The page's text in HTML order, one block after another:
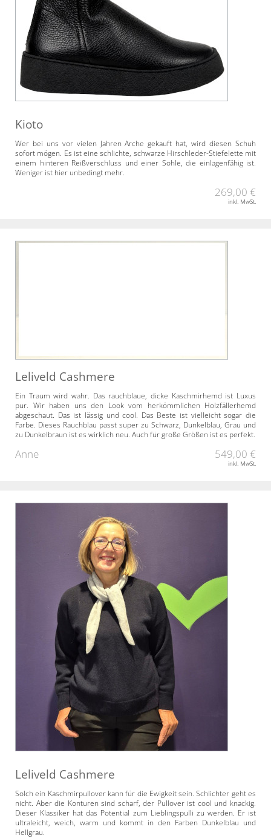
Kioto
Wer bei uns vor vielen Jahren Arche gekauft hat, wird diesen Schuh
sofort mögen. Es ist eine schlichte, schwarze Hirschleder-Stiefelette mit
einem hinteren Reißverschluss und einer Sohle, die einlagenfähig ist.
Weniger ist hier unbedingt mehr.
269,00 €
inkl. MwSt.
Leliveld Cashmere
Ein Traum wird wahr. Das rauchblaue, dicke Kaschmirhemd ist Luxus
pur. Wir haben uns den Look vom herkömmlichen Holzfällerhemd
abgeschaut. Das ist lässig und cool. Das Beste ist vielleicht sogar die
Farbe. Dieses Rauchblau passt super zu Schwarz, Dunkelblau, Grau und
zu Dunkelbraun ist es wirklich neu. Auch für große Größen ist es perfekt.
Anne 549,00 €
inkl. MwSt.
Leliveld Cashmere
Solch ein Kaschmirpullover kann für die Ewigkeit sein. Schlichter geht es
nicht. Aber die Konturen sind scharf, der Pullover ist cool und knackig.
Dieser Klassiker hat das Potential zum Lieblingspulli zu werden. Er ist
ultraleicht, weich, warm und kommt in den Farben Dunkelblau und
Hellgrau.